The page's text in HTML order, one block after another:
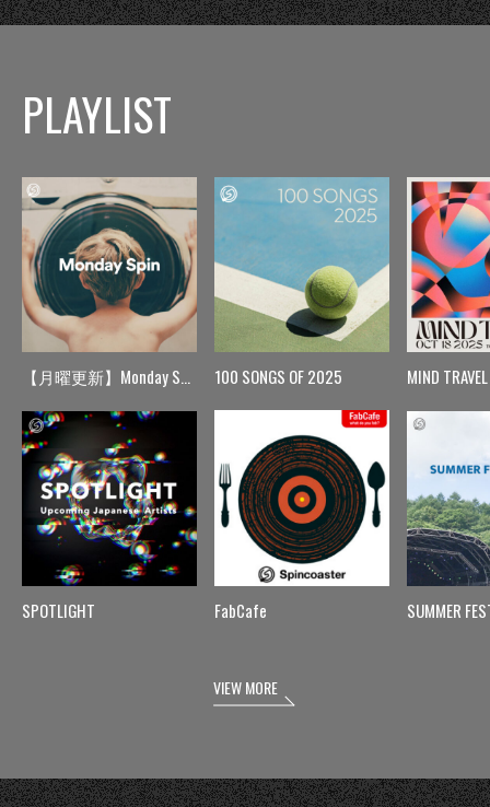
PLAYLIST
【月曜更新】Monday Spin
SPOTLIGHT
100 SONGS OF 2025
FabCafe
MIND TRAVEL
SUMMER
VIEW MORE